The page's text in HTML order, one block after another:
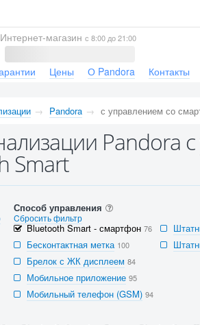
Интернет-магазин с 8:00 до 21:00
Цены О Pandora Контакты
Pandora с управлением со
Smart
Способ управления
Cбросить фильтр
Bluetooth Smart - смартфон 76
Бесконтактная метка 100
Брелок с ЖК дисплеем 84
Мобильное приложение 95
Мобильный телефон (GSM) 94